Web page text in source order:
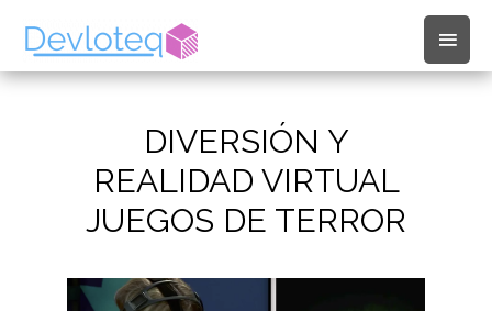
DIVERSIÓN Y
REALIDAD VIRTUAL
JUEGOS DE TERROR